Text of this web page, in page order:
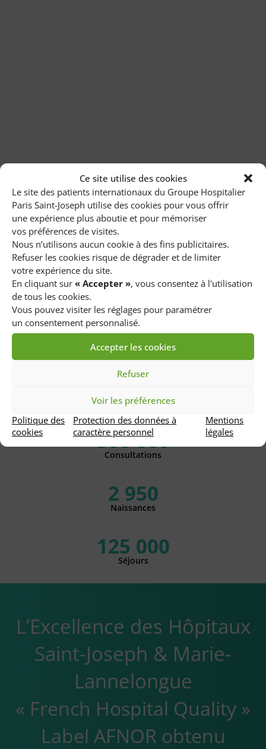
Ce site utilise des cookies
Le site des patients internationaux du Groupe Hospitalier
Paris Saint-Joseph utilise des cookies pour vous offrir
une expérience plus aboutie et pour mémoriser
vos préférences de visites.
Nous n’utilisons aucun cookie à des fins publicitaires.
Refuser les cookies risque de dégrader et de limiter
votre expérience du site.
En cliquant sur « Accepter », vous consentez à l'utilisation
de tous les cookies.
Vous pouvez visiter les réglages pour paramétrer
un consentement personnalisé.
Accepter les cookies
Refuser
Voir les préférences
Politique des
cookies
Protection des données à
caractère personnel
Mentions
légales
Demande
de devis
Paiement
en ligne
Nous
contacter
Consultations
366 000
Naissances
2 950
Séjours
125 000
L’Excellence des Hôpitaux
Saint-Joseph & Marie-
Lannelongue
« French Hospital Quality »
Label AFNOR obtenu